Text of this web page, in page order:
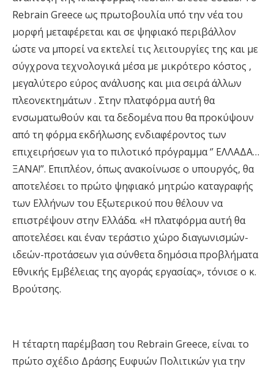
Rebrain Greece ως πρωτοβουλία υπό την νέα του
μορφή μεταφέρεται και σε ψηφιακό περιβάλλον
ώστε να μπορεί να εκτελεί τις λειτουργίες της και με
σύγχρονα τεχνολογικά μέσα με μικρότερο κόστος ,
μεγαλύτερο εύρος ανάλυσης και μια σειρά άλλων
πλεονεκτημάτων . Στην πλατφόρμα αυτή θα
ενσωματωθούν και τα δεδομένα που θα προκύψουν
από τη φόρμα εκδήλωσης ενδιαφέροντος των
επιχειρήσεων για το πιλοτικό πρόγραμμα ‘’ ΕΛΛΑΔΑ…
ΞΑΝΑ!”. Επιπλέον, όπως ανακοίνωσε ο υπουργός, θα
αποτελέσει το πρώτο ψηφιακό μητρώο καταγραφής
των Ελλήνων του Εξωτερικού που θέλουν να
επιστρέψουν στην Ελλάδα. «Η πλατφόρμα αυτή θα
αποτελέσει και έναν τεράστιο χώρο διαγωνισμών-
ιδεών-προτάσεων για σύνθετα δημόσια προβλήματα
Εθνικής Εμβέλειας της αγοράς εργασίας», τόνισε ο κ.
Βρούτσης.
Η τέταρτη παρέμβαση του Rebrain Greece, είναι το
πρώτο σχέδιο Δράσης Ευφυών Πολιτικών για την